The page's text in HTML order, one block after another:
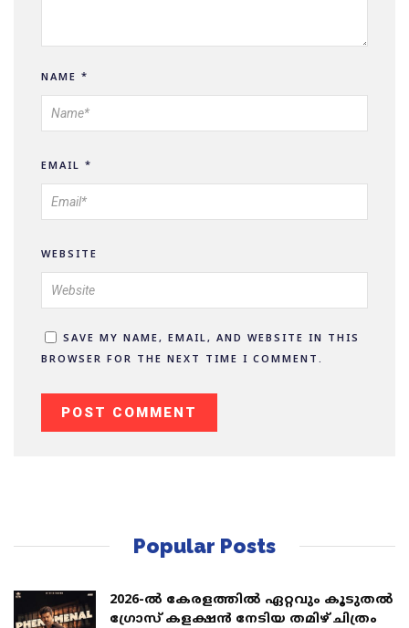
NAME *
EMAIL *
WEBSITE
SAVE MY NAME, EMAIL, AND WEBSITE IN THIS
BROWSER FOR THE NEXT TIME I COMMENT.
Popular Posts
2026-ൽ കേരളത്തിൽ ഏറ്റവും കൂടുതൽ
ഗ്രോസ് കളക്ഷൻ നേടിയ തമിഴ് ചിത്രം